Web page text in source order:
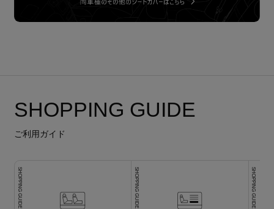
SHOPPING GUIDE
ご利用ガイド
SHOPPING GUIDE SHOPPING GUIDE SHOPPING GUIDE